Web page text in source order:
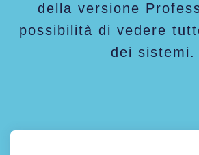
della versione
possibilità di vedere
dei sistemi.